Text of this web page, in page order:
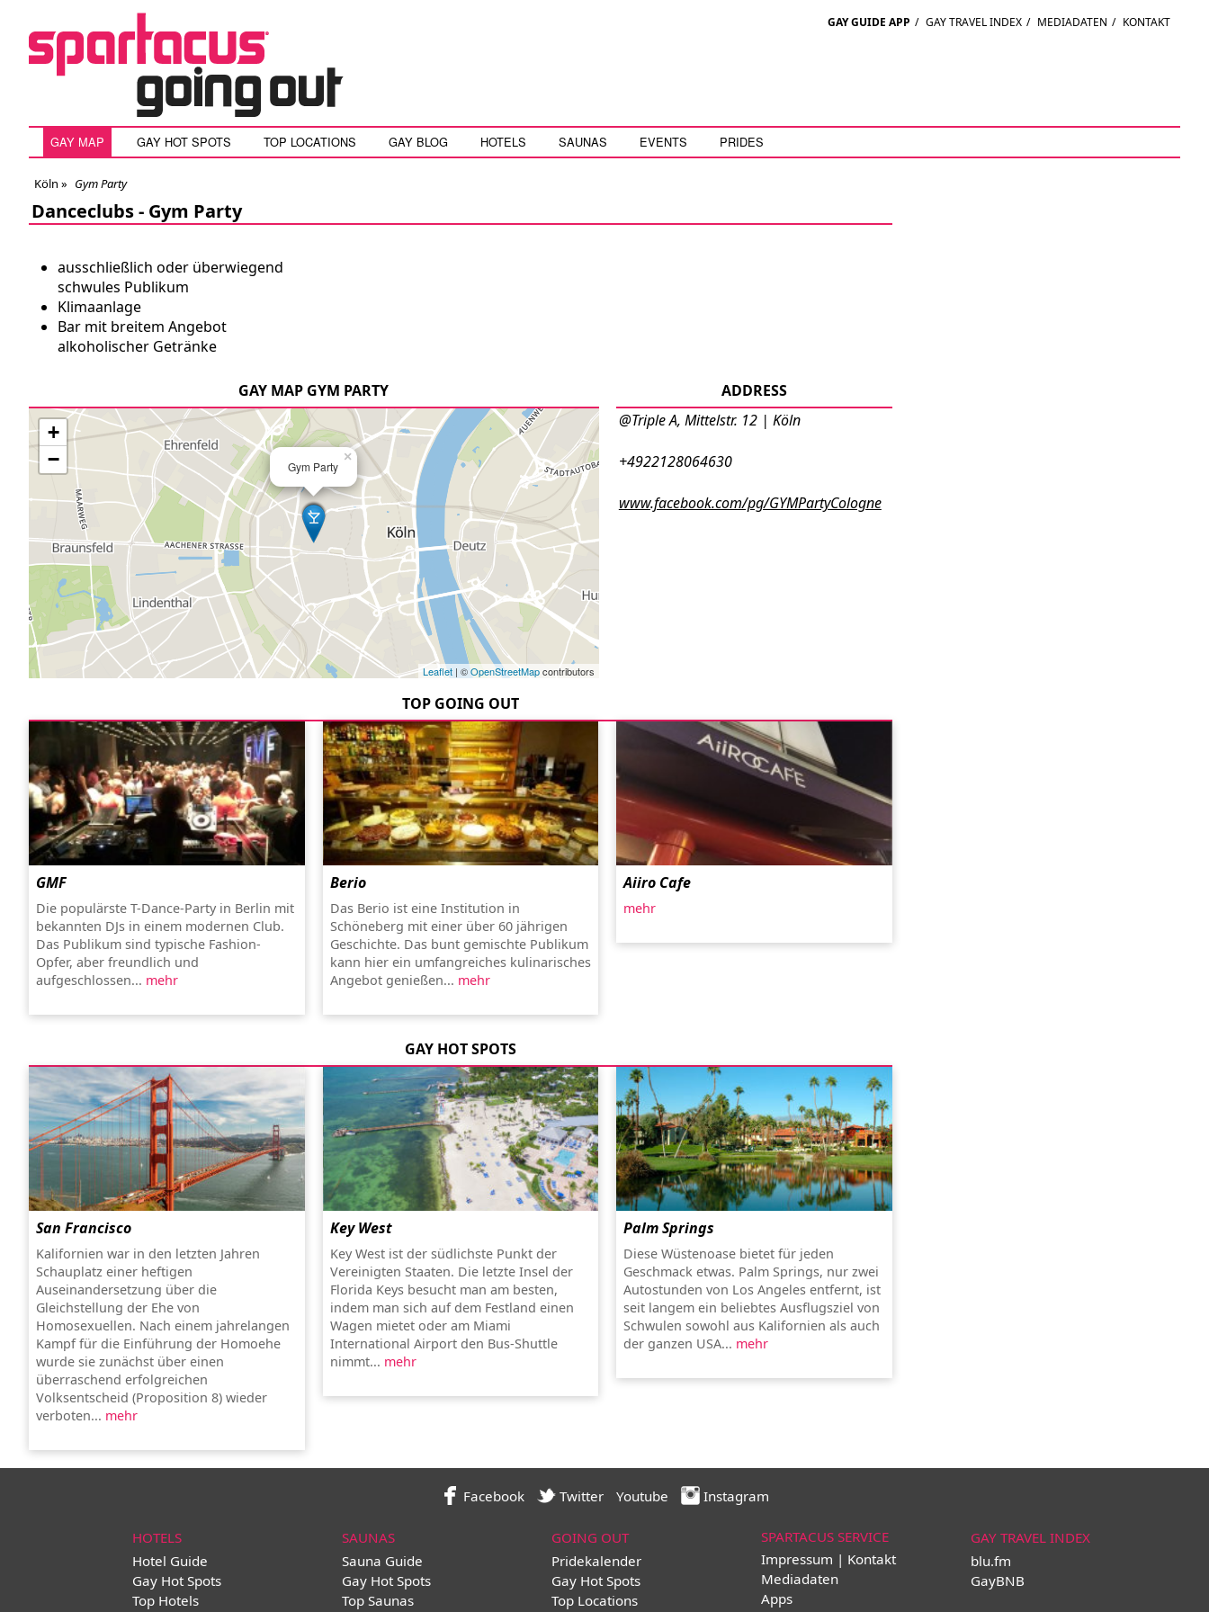
GAY GUIDE APP / GAY TRAVEL INDEX / MEDIADATEN / KONTAKT
GAY MAP GAY HOT SPOTS TOP LOCATIONS GAY BLOG HOTELS SAUNAS EVENTS PRIDES
Köln » Gym Party
Danceclubs - Gym Party
ausschließlich oder überwiegend
schwules Publikum
Klimaanlage
Bar mit breitem Angebot
alkoholischer Getränke
ADDRESS
@Triple A, Mittelstr. 12 | Köln
+4922128064630
www.facebook.com/pg/GYMPartyCologne
GAY MAP GYM PARTY
Gym Party
×
+
−
Leaflet| ©OpenStreetMapcontributors
TOP GOING OUT
GMF
Die populärste T-Dance-Party in Berlin mit
bekannten DJs in einem modernen Club.
Das Publikum sind typische Fashion-
Opfer, aber freundlich und
aufgeschlossen... mehr
Berio
Das Berio ist eine Institution in
Schöneberg mit einer über 60 jährigen
Geschichte. Das bunt gemischte Publikum
kann hier ein umfangreiches kulinarisches
Angebot genießen... mehr
Aiiro Cafe
mehr
GAY HOT SPOTS
San Francisco
Kalifornien war in den letzten Jahren
Schauplatz einer heftigen
Auseinandersetzung über die
Gleichstellung der Ehe von
Homosexuellen. Nach einem jahrelangen
Kampf für die Einführung der Homoehe
wurde sie zunächst über einen
überraschend erfolgreichen
Volksentscheid (Proposition 8) wieder
verboten... mehr
Key West
Key West ist der südlichste Punkt der
Vereinigten Staaten. Die letzte Insel der
Florida Keys besucht man am besten,
indem man sich auf dem Festland einen
Wagen mietet oder am Miami
International Airport den Bus-Shuttle
nimmt... mehr
Palm Springs
Diese Wüstenoase bietet für jeden
Geschmack etwas. Palm Springs, nur zwei
Autostunden von Los Angeles entfernt, ist
seit langem ein beliebtes Ausflugsziel von
Schwulen sowohl aus Kalifornien als auch
der ganzen USA... mehr
Facebook Twitter Youtube Instagram
HOTELS
Hotel Guide
Gay Hot Spots
Top Hotels
SAUNAS
Sauna Guide
Gay Hot Spots
Top Saunas
GOING OUT
Pridekalender
Gay Hot Spots
Top Locations
SPARTACUS SERVICE
Impressum | Kontakt
Mediadaten
Apps
GAY TRAVEL INDEX
blu.fm
GayBNB